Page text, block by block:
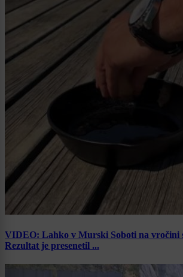
VIDEO: Lahko v Murski Soboti na vročini
Rezultat je presenetil ...